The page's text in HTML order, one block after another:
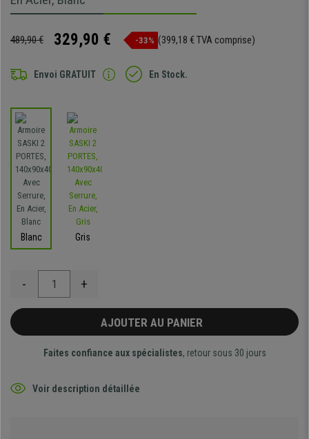
489,90 € 329,90 € -33% (399,18 € TVA comprise)
Envoi GRATUIT En Stock.
Blanc Gris
- +
AJOUTER AU PANIER
Faites confiance aux spécialistes, retour sous 30 jours
Voir description détaillée